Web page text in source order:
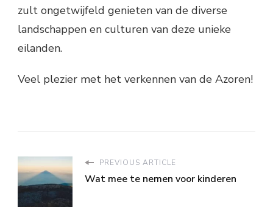
zult ongetwijfeld genieten van de diverse
landschappen en culturen van deze unieke
eilanden.
Veel plezier met het verkennen van de Azoren!
PREVIOUS ARTICLE
Wat mee te nemen voor kinderen